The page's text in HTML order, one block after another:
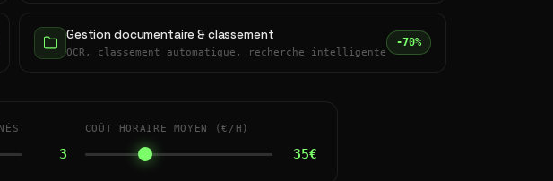
Gestion documentaire & classement
OCR, classement automatique, recherche intelligente
-70%
3
COÛT HORAIRE MOYEN (€/H)
35€